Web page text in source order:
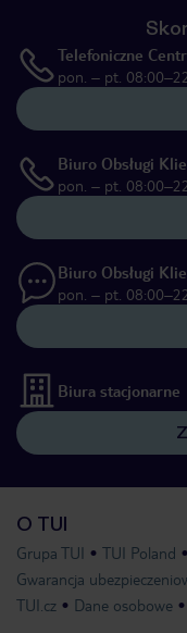
Telefoniczne
pon. – pt.
Biuro Obsługi
pon. – pt.
Biuro Obsługi
pon. – pt.
Biura stacjonarne
O TUI
Grupa TUI TUI Poland
Gwarancja
TUI.cz
Dane osobowe